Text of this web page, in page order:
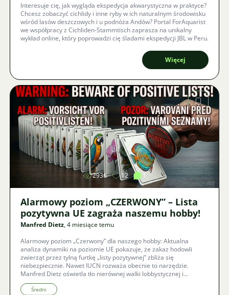
Interesuje cię, jak wygląda ekspedycja akwarystyczna w praktyce?
Chcesz zobaczyć cichlidy i inne ryby w ich naturalnym środowisku
wśród lasów deszczowych i u podnóża Andów? Portal ForAquarist
we współpracy z Cichliden-Stammtisch zaprasza na unikalny
wykład online, który poprowadzi cię śladami ekspedycji JBL w Peru.
Więcej
Zdjęcie
2936 12 1
Alarmowy poziom „CZERWONY” – Lista
pozytywna UE zagraża naszemu hobby!
Manfred Dietz, 4 miesiące temu
Alarmowy poziom „Czerwony” dla naszego hobby: Aktualna
analiza dynamiki na poziomie UE pokazuje, że zakaz hodowli
zwierząt przez tylną furtkę „listy pozytywnej” zbliża się
niebezpiecznie. Nawet IUCN rozważa obecnie to narzędzie.
Manfred Dietz oświetla tło nierównej walki lobbystycznej i
przedstawia trzy konkretne sposoby, jak my jako akwarysty
możemy jeszcze zapobiec grożącemu końcowi naszego hobby.
Średni